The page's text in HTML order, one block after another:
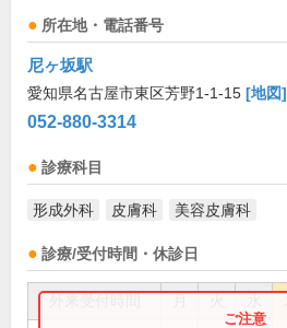
所在地・電話番号
尼ヶ坂駅
愛知県名古屋市東区芳野1-1-15 [地図]
052-880-3314
診療科目
形成外科 皮膚科 美容皮膚科
診療/受付時間・休診日